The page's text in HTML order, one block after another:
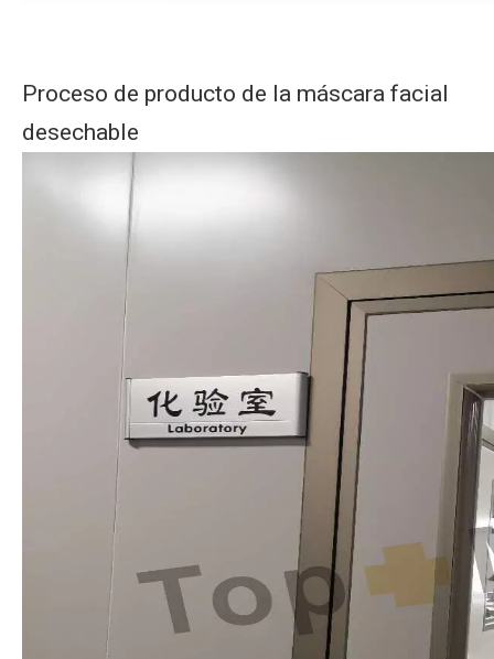
Proceso de producto de la máscara facial
desechable